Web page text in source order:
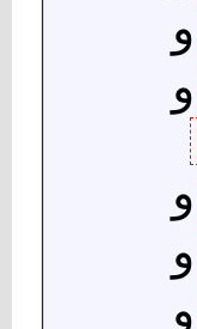
و
و
و
و
و